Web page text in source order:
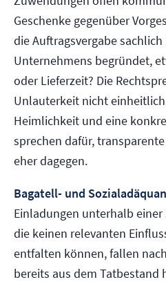
Geschenke gegenüber
die Auftragsvergabe
Unternehmens begründet,
oder Lieferzeit? Die
Unlauterkeit nicht
Heimlichkeit und eine
sprechen dafür,
eher dagegen.
Bagatell- und
Einladungen unterhalb
die keinen relevanten
entfalten können, fallen
bereits aus dem Tatbestand